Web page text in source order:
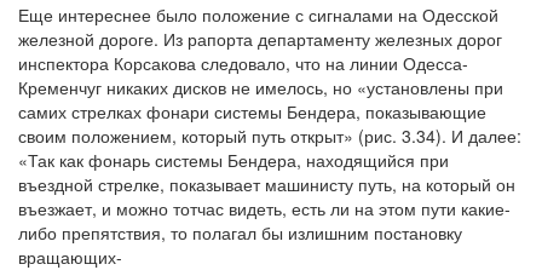
Еще интереснее было положение с сигналами на Одесской
железной дороге. Из рапорта департаменту железных дорог
инспектора Корсакова следовало, что на линии Одесса-
Кременчуг никаких дисков не имелось, но «установлены при
самих стрелках фонари системы Бендера, показывающие
своим положением, который путь открыт» (рис. 3.34). И далее:
«Так как фонарь системы Бендера, находящийся при
въездной стрелке, показывает машинисту путь, на который он
въезжает, и можно тотчас видеть, есть ли на этом пути какие-
либо препятствия, то полагал бы излишним постановку
вращающих-